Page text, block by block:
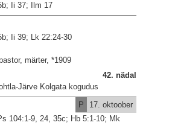
Ii 37; Ilm 17
Ii 39; Lk 22:24-30
märter, *1909
42. nädal
Järve Kolgata kogudus
P
17. oktoober
104:1-9, 24, 35c; Hb 5:1-10; Mk